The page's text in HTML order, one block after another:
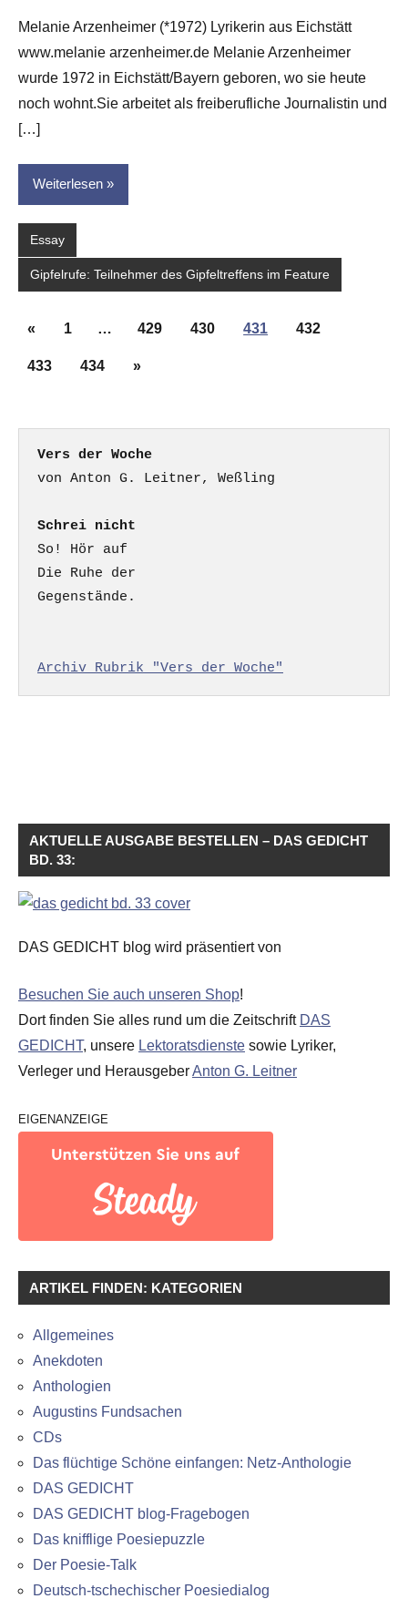
Leitner
Melanie Arzenheimer (*1972) Lyrikerin aus Eichstätt
www.melanie arzenheimer.de Melanie Arzenheimer
wurde 1972 in Eichstätt/Bayern geboren, wo sie heute
noch wohnt.Sie arbeitet als freiberufliche Journalistin und
[…]
Weiterlesen
Essay
Gipfelrufe: Teilnehmer des Gipfeltreffens im Feature
Seitennummerierung
Beiträge
«Vorherige
1 … 429 430 431 432
433 434
Nächste
»
Vers der Woche
Schrei nicht
So! Hör auf
Die Ruhe der
Gegenstände.
Archiv Rubrik "Vers der Woche"
AKTUELLE AUSGABE BESTELLEN – DAS GEDICHT
BD. 33:
DAS GEDICHT blog wird präsentiert von
Besuchen Sie auch unseren Shop!
Dort finden Sie alles rund um die Zeitschrift DAS
GEDICHT, unsere Lektoratsdienste sowie Lyriker,
Verleger und HerausgeberAnton G. Leitner
EIGENANZEIGE
ARTIKEL FINDEN: KATEGORIEN
Allgemeines
Anekdoten
Anthologien
Augustins Fundsachen
CDs
Das flüchtige Schöne einfangen: Netz-Anthologie
DAS GEDICHT
DAS GEDICHT blog-Fragebogen
Das knifflige Poesiepuzzle
Der Poesie-Talk
Deutsch-tschechischer Poesiedialog